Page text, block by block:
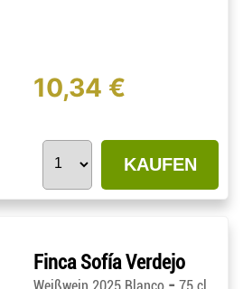
10,34 €
KAUFEN
Finca Sofía Verdejo
-